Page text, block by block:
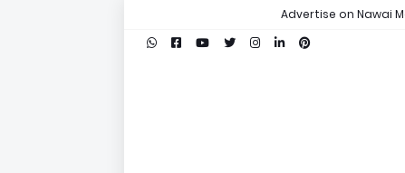
Advertise on Nawai